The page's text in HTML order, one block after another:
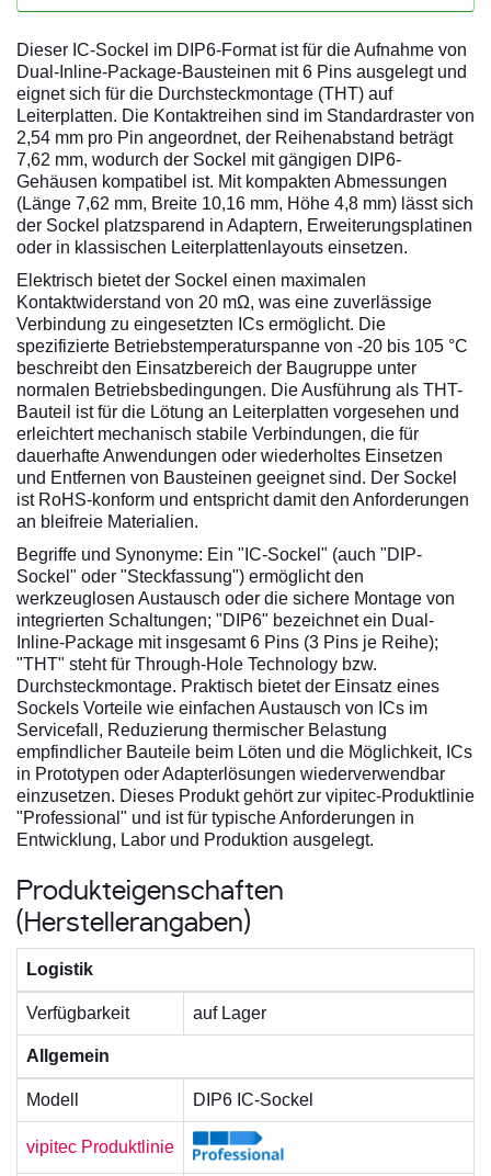
Dieser IC-Sockel im DIP6-Format ist für die Aufnahme von
Dual-Inline-Package-Bausteinen mit 6 Pins ausgelegt und
eignet sich für die Durchsteckmontage (THT) auf
Leiterplatten. Die Kontaktreihen sind im Standardraster von
2,54 mm pro Pin angeordnet, der Reihenabstand beträgt
7,62 mm, wodurch der Sockel mit gängigen DIP6-
Gehäusen kompatibel ist. Mit kompakten Abmessungen
(Länge 7,62 mm, Breite 10,16 mm, Höhe 4,8 mm) lässt sich
der Sockel platzsparend in Adaptern, Erweiterungsplatinen
oder in klassischen Leiterplattenlayouts einsetzen.
Elektrisch bietet der Sockel einen maximalen
Kontaktwiderstand von 20 mΩ, was eine zuverlässige
Verbindung zu eingesetzten ICs ermöglicht. Die
spezifizierte Betriebstemperaturspanne von -20 bis 105 °C
beschreibt den Einsatzbereich der Baugruppe unter
normalen Betriebsbedingungen. Die Ausführung als THT-
Bauteil ist für die Lötung an Leiterplatten vorgesehen und
erleichtert mechanisch stabile Verbindungen, die für
dauerhafte Anwendungen oder wiederholtes Einsetzen
und Entfernen von Bausteinen geeignet sind. Der Sockel
ist RoHS-konform und entspricht damit den Anforderungen
an bleifreie Materialien.
Begriffe und Synonyme: Ein "IC-Sockel" (auch "DIP-
Sockel" oder "Steckfassung") ermöglicht den
werkzeuglosen Austausch oder die sichere Montage von
integrierten Schaltungen; "DIP6" bezeichnet ein Dual-
Inline-Package mit insgesamt 6 Pins (3 Pins je Reihe);
"THT" steht für Through-Hole Technology bzw.
Durchsteckmontage. Praktisch bietet der Einsatz eines
Sockels Vorteile wie einfachen Austausch von ICs im
Servicefall, Reduzierung thermischer Belastung
empfindlicher Bauteile beim Löten und die Möglichkeit, ICs
in Prototypen oder Adapterlösungen wiederverwendbar
einzusetzen. Dieses Produkt gehört zur vipitec-Produktlinie
"Professional" und ist für typische Anforderungen in
Entwicklung, Labor und Produktion ausgelegt.
Produkteigenschaften
(Herstellerangaben)
Logistik
Verfügbarkeit auf Lager
Allgemein
Modell DIP6 IC-Sockel
vipitec Produktlinie